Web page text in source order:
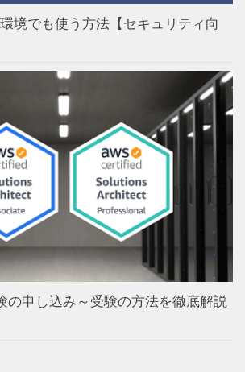
境でも使う方法【セキュリティ向
の申し込み～受験の方法を徹底解説